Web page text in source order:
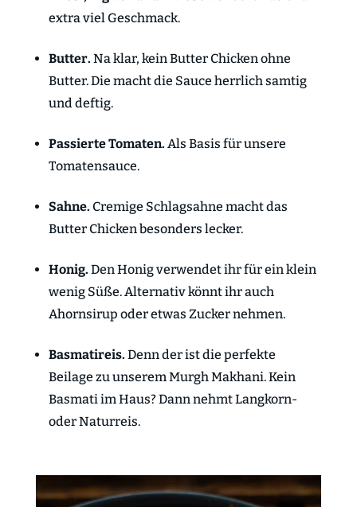
extra viel Geschmack.
Butter. Na klar, kein Butter Chicken ohne
Butter. Die macht die Sauce herrlich samtig
und deftig.
Passierte Tomaten. Als Basis für unsere
Tomatensauce.
Sahne. Cremige Schlagsahne macht das
Butter Chicken besonders lecker.
Honig. Den Honig verwendet ihr für ein klein
wenig Süße. Alternativ könnt ihr auch
Ahornsirup oder etwas Zucker nehmen.
Basmatireis. Denn der ist die perfekte
Beilage zu unserem Murgh Makhani. Kein
Basmati im Haus? Dann nehmt Langkorn-
oder Naturreis.